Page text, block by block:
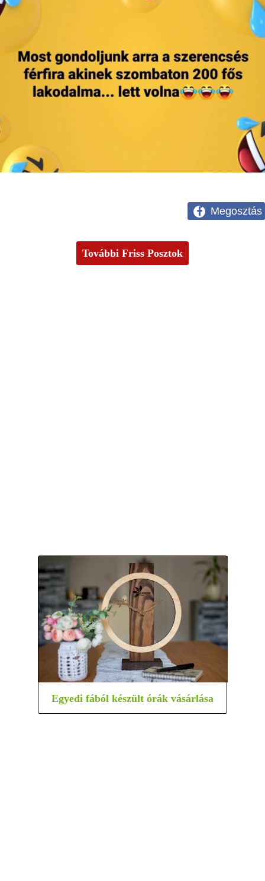
Megosztás
További Friss Posztok
Egyedi fából készült órák vásárlása